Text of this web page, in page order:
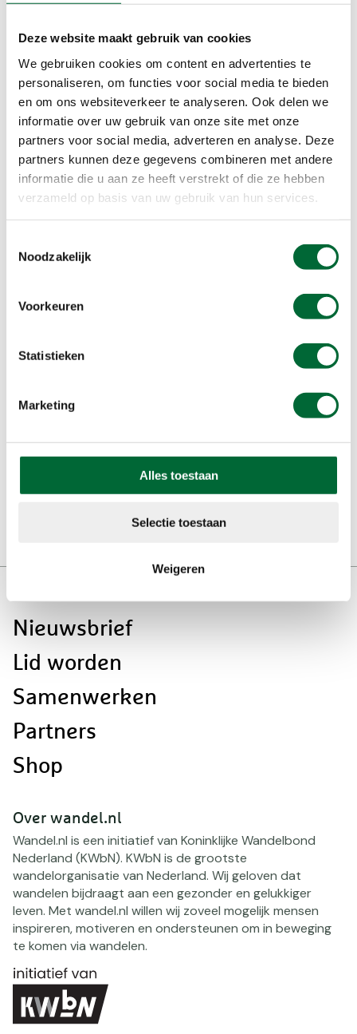
Deze website maakt gebruik van cookies
We gebruiken cookies om content en advertenties te
personaliseren, om functies voor social media te bieden
en om ons websiteverkeer te analyseren. Ook delen we
informatie over uw gebruik van onze site met onze
partners voor social media, adverteren en analyse. Deze
partners kunnen deze gegevens combineren met andere
informatie die u aan ze heeft verstrekt of die ze hebben
verzameld op basis van uw gebruik van hun services.
Noodzakelijk
Voorkeuren
Statistieken
Marketing
Alles toestaan
Selectie toestaan
Weigeren
7,5km 08:30-09:30 uur
10,0km 08:30-09:30 uur
Wil jij minimaal €1 korting op
jouw volgende KWbN-
Nieuwsbrief
Lid worden
Samenwerken
Partners
Shop
Over wandel.nl
Wandel.nl is een initiatief van Koninklijke Wandelbond
Nederland (KWbN). KWbN is de grootste
wandelorganisatie van Nederland. Wij geloven dat
wandelen bijdraagt aan een gezonder en gelukkiger
leven. Met wandel.nl willen wij zoveel mogelijk mensen
inspireren, motiveren en ondersteunen om in beweging
te komen via wandelen.